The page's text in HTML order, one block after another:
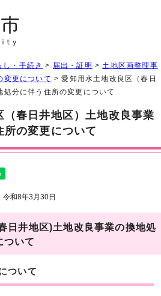
し・手続き > 届出・証明 >土地区画整理事
変更について > 愛知用水土地改良区（春日
分に伴う住所の変更について
春日井地区）土地改良事業
の変更について
和8年3月30日
日井地区)土地改良事業の換地処
ついて
ついて